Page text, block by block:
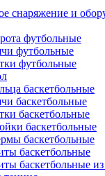
снаряжение и
футбольные
футбольные
футбольные
баскетбольные
баскетбольные
баскетбольные
баскетбольные
баскетбольные
баскетбольные
баскетбольные из